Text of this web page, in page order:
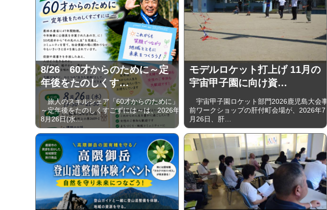
8/26 60才からのために～定
年後をたのしくす…
旅人のスキルシェア「60才からのために」
～定年後をたのしくすごずには～は、2026年
8月26日(水…
モデルロケット打上げ 11月の
宇宙甲子園に向け資…
宇宙甲子園ロケット部門2026鹿児島大会事
前ワークショップの肝付町会場が、2026年7
月26日、肝…